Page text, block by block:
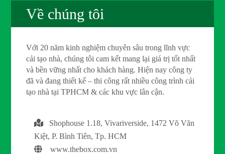
Về chúng tôi
Với 20 năm kinh nghiệm chuyên sâu trong lĩnh vực
cải tạo nhà, chúng tôi cam kết mang lại giá trị tốt nhất
và bền vững nhất cho khách hàng. Hiện nay công ty
đã và đang thiết kế – thi công rất nhiều công trình cải
tạo nhà tại TPHCM & các khu vực lân cận.
Shophouse 1.18, Vivariverside, 1472 Võ Văn
Kiệt, P. Bình Tiên, Tp. HCM
www.thebox.com.vn